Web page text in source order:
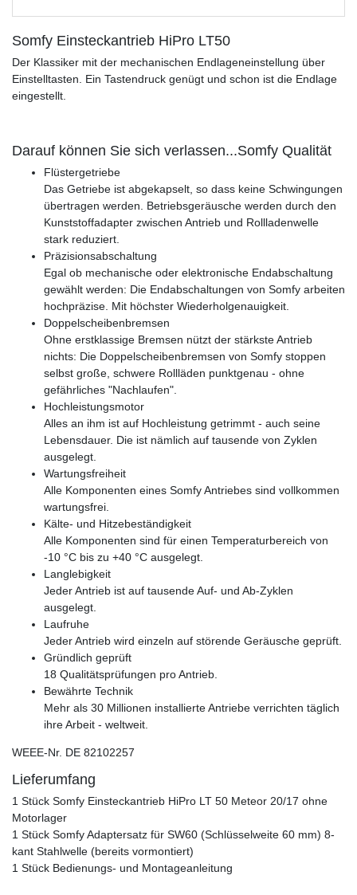
Somfy Einsteckantrieb HiPro LT50
Der Klassiker mit der mechanischen Endlageneinstellung über
Einstelltasten. Ein Tastendruck genügt und schon ist die Endlage
eingestellt.
Darauf können Sie sich verlassen...Somfy Qualität
Flüstergetriebe
Das Getriebe ist abgekapselt, so dass keine Schwingungen
übertragen werden. Betriebsgeräusche werden durch den
Kunststoffadapter zwischen Antrieb und Rollladenwelle
stark reduziert.
Präzisionsabschaltung
Egal ob mechanische oder elektronische Endabschaltung
gewählt werden: Die Endabschaltungen von Somfy arbeiten
hochpräzise. Mit höchster Wiederholgenauigkeit.
Doppelscheibenbremsen
Ohne erstklassige Bremsen nützt der stärkste Antrieb
nichts: Die Doppelscheibenbremsen von Somfy stoppen
selbst große, schwere Rollläden punktgenau - ohne
gefährliches "Nachlaufen".
Hochleistungsmotor
Alles an ihm ist auf Hochleistung getrimmt - auch seine
Lebensdauer. Die ist nämlich auf tausende von Zyklen
ausgelegt.
Wartungsfreiheit
Alle Komponenten eines Somfy Antriebes sind vollkommen
wartungsfrei.
Kälte- und Hitzebeständigkeit
Alle Komponenten sind für einen Temperaturbereich von
-10 °C bis zu +40 °C ausgelegt.
Langlebigkeit
Jeder Antrieb ist auf tausende Auf- und Ab-Zyklen
ausgelegt.
Laufruhe
Jeder Antrieb wird einzeln auf störende Geräusche geprüft.
Gründlich geprüft
18 Qualitätsprüfungen pro Antrieb.
Bewährte Technik
Mehr als 30 Millionen installierte Antriebe verrichten täglich
ihre Arbeit - weltweit.
WEEE-Nr. DE 82102257
Lieferumfang
1 Stück Somfy Einsteckantrieb HiPro LT 50 Meteor 20/17 ohne
Motorlager
1 Stück Somfy Adaptersatz für SW60 (Schlüsselweite 60 mm) 8-
kant Stahlwelle (bereits vormontiert)
1 Stück Bedienungs- und Montageanleitung